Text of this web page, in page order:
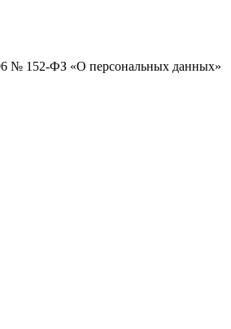
№ 152-ФЗ «О персональных данных»